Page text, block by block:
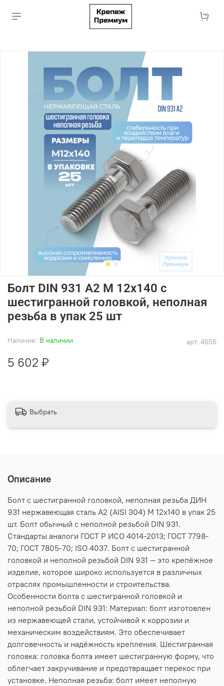
арт. 4656
Наличие: В наличии
Болт DIN 931 А2 M 12х140 с
шестигранной головкой, неполная
резьба в упак 25 шт
5 602 ₽
Выбрать
Описание
Болт с шестигранной головкой, неполная резьба ДИН
931 нержавеющая сталь А2 (AISI 304) M 12х140 в упак 25
шт. Болт обычный с неполной резьбой DIN 931.
Стандарты аналоги ГОСТ Р ИСО 4014-2013; ГОСТ 7798-
70; ГОСТ 7805-70; ISO 4037. Болт с шестигранной
головкой и неполной резьбой DIN 931 — это крепёжное
изделие, которое широко используется в различных
отраслях промышленности и строительства.
Особенности болта с шестигранной головкой и
неполной резьбой DIN 931: Материал: болт изготовлен
из нержавеющей стали, устойчивой к коррозии и
механическим воздействиям. Это обеспечивает
долговечность и надёжность крепления. Шестигранная
головка: головка болта имеет шестигранную форму, что
облегчает закручивание и предотвращает перекос при
установке. Неполная резьба: болт имеет неполную